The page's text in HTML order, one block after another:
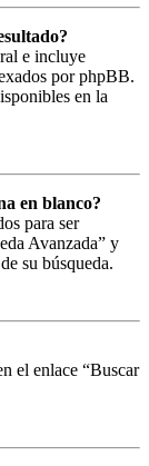
e incluye
por phpBB.
en la
en blanco?
para ser
Avanzada” y
su búsqueda.
el enlace “Buscar